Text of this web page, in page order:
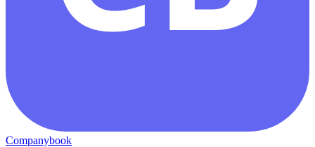
Companybook